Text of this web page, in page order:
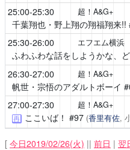
25:00-25:30 超！A&G+
千葉翔也・野上翔の翔福翔来!!
25:30-26:00 エフエム横浜
ふわふわな話をしようかな、ど
26:30-27:00 超！A&G+
帆世・宗悟のアダルトボーイ
27:00-27:30 超！A&G+
再 ここいば！ #97 (香里有佐,
[ 今日2019/02/26(火) || 前日 | 翌